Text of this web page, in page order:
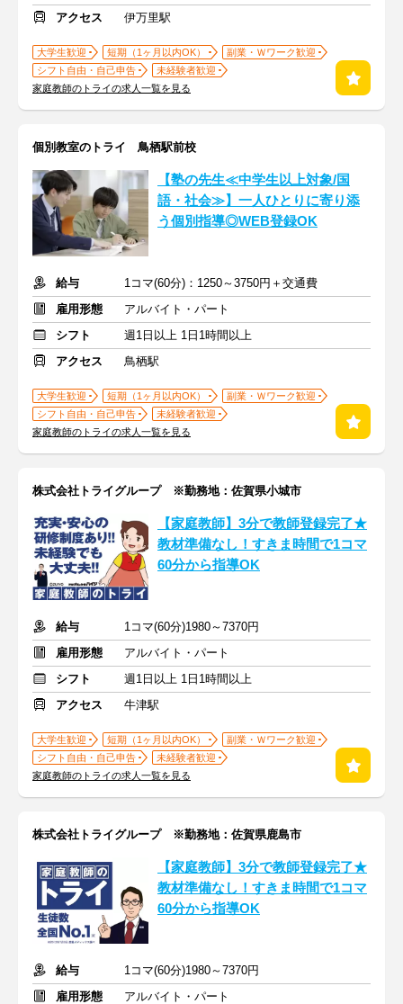
アクセス 伊万里駅
大学生歓迎 短期（1ヶ月以内OK）
副業・Ｗワーク歓迎
シフト自由・自己申告
未経験者歓迎
家庭教師のトライの求人一覧を見る
個別教室のトライ 鳥栖駅前校
【塾の先生≪中学生以上対象/国
語・社会≫】一人ひとりに寄り添
う個別指導◎WEB登録OK
給与
1コマ(60分)：1250～3750円＋交通費
雇用形態
アルバイト・パート
シフト
週1日以上 1日1時間以上
アクセス
鳥栖駅
大学生歓迎 短期（1ヶ月以内OK）
副業・Ｗワーク歓迎
シフト自由・自己申告
未経験者歓迎
家庭教師のトライの求人一覧を見る
株式会社トライグループ ※勤務地：佐賀県小城市
【家庭教師】3分で教師登録完了★
教材準備なし！すきま時間で1コマ
60分から指導OK
給与
1コマ(60分)1980～7370円
雇用形態
アルバイト・パート
シフト
週1日以上 1日1時間以上
アクセス
牛津駅
大学生歓迎 短期（1ヶ月以内OK）
副業・Ｗワーク歓迎
シフト自由・自己申告
未経験者歓迎
家庭教師のトライの求人一覧を見る
株式会社トライグループ ※勤務地：佐賀県鹿島市
【家庭教師】3分で教師登録完了★
教材準備なし！すきま時間で1コマ
60分から指導OK
給与
1コマ(60分)1980～7370円
雇用形態
アルバイト・パート